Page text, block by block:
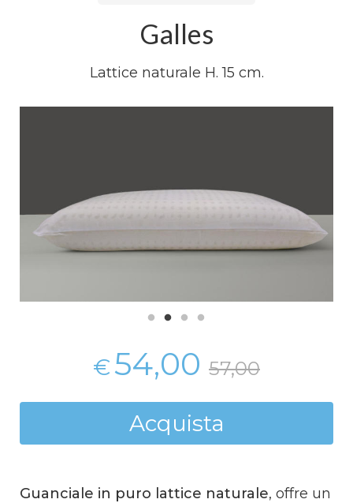
Galles
Lattice naturale H. 15 cm.
€ 54,00 57,00
Acquista
Guanciale in puro lattice naturale, offre un